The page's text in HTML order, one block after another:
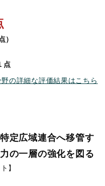
）
点
の詳細な評価結果はこちら
定広域連合へ移管す
の一層の強化を図る
】